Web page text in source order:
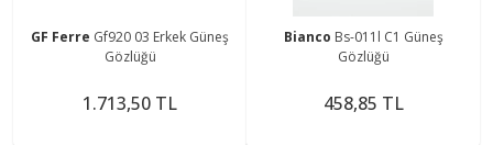
GF Ferre Gf920 03 Erkek Güneş
Gözlüğü
1.713,50 TL
Bianco Bs-011l C1 Güneş
Gözlüğü
458,85 TL